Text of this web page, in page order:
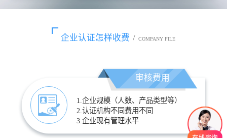
企业认证怎样收费 / COMPANY FILE
审核费用
1.企业规模（人数、产品类型等）
2.认证机构不同费用不同
3.企业现有管理水平